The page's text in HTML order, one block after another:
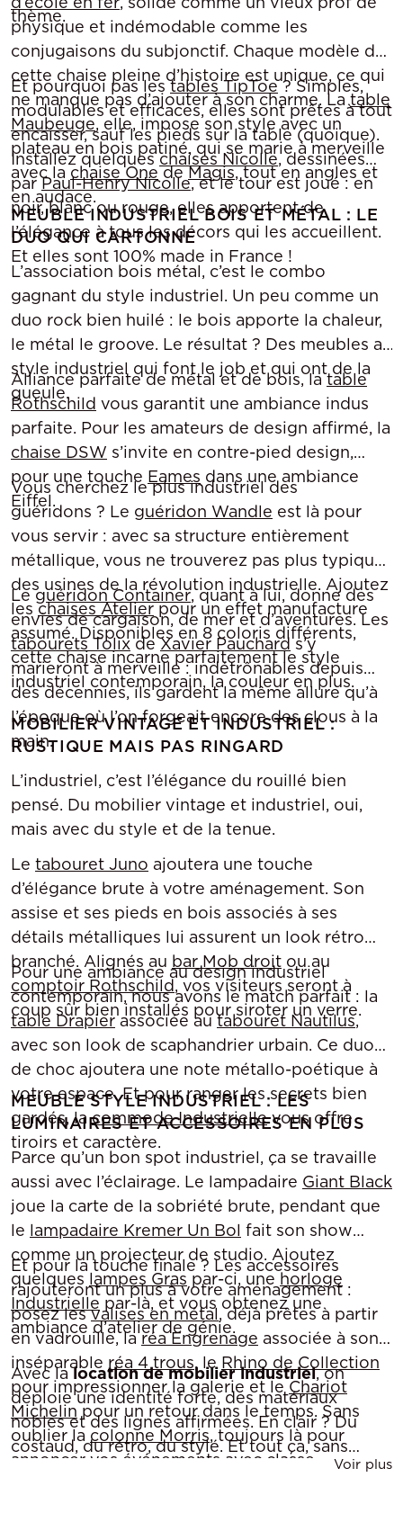
thème.
physique et indémodable comme les
conjugaisons du subjonctif. Chaque modèle de
cette chaise pleine d’histoire est unique, ce qui
ne manque pas d’ajouter à son charme. Latable
Maubeuge, elle, impose son style avec un
plateau en bois patiné, qui se marie à merveille
avec la chaise OnedeMagis, tout en angles et
en audace.
Et pourquoi pas lestables TipToe? Simples,
modulables et efficaces, elles sont prêtes à tout
encaisser, sauf les pieds sur la table (quoique).
Installez quelqueschaises Nicolle, dessinées
parPaul-Henry Nicolle, et le tour est joué : en
noir, blanc ou rouge, elles apportent de
l’élégance à tous les décors qui les accueillent.
Et elles sont 100% made in France !
MEUBLE INDUSTRIEL BOIS ET MÉTAL : LE
DUO QUI CARTONNE
L’association bois métal, c’est le combo
gagnant du style industriel. Un peu comme un
duo rock bien huilé : le bois apporte la chaleur,
le métal le groove. Le résultat ? Des meubles au
style industriel qui font le job et qui ont de la
gueule.
Alliance parfaite de métal et de bois, latable
Rothschild vous garantit une ambiance indus
parfaite. Pour les amateurs de design affirmé, la
chaise DSW s’invite en contre-pied design,
pour une touche Eames dans une ambiance
Eiffel.
Vous cherchez le plus industriel des
guéridons ? Le guéridon Wandle est là pour
vous servir : avec sa structure entièrement
métallique, vous ne trouverez pas plus typique
des usines de la révolution industrielle. Ajoutez
leschaises Atelierpour un effet manufacture
assumé. Disponibles en 8 coloris différents,
cette chaise incarne parfaitement le style
industriel contemporain, la couleur en plus.
Leguéridon Container, quant à lui, donne des
envies de cargaison, de mer et d’aventures. Les
tabourets TolixdeXavier Pauchards’y
marieront à merveille : indétrônables depuis
des décennies, ils gardent la même allure qu’à
l’époque où l’on forgeait encore des clous à la
main.
MOBILIER VINTAGE ET INDUSTRIEL :
RUSTIQUE MAIS PAS RINGARD
L’industriel, c’est l’élégance du rouillé bien
pensé. Du mobilier vintage et industriel, oui,
mais avec du style et de la tenue.
Le tabouret Juno ajoutera une touche
d’élégance brute à votre aménagement. Son
assise et ses pieds en bois associés à ses
détails métalliques lui assurent un look rétro
branché. Alignés au bar Mob droit ou au
comptoir Rothschild, vos visiteurs seront à
coup sûr bien installés pour siroter un verre.
Pour une ambiance au design industriel
contemporain, nous avons le match parfait : la
table Drapierassociée autabouret Nautilus,
avec son look de scaphandrier urbain. Ce duo
de choc ajoutera une note métallo-poétique à
votre espace. Et pour ranger les secrets bien
gardés, lacommode Industriellevous offre
tiroirs et caractère.
MEUBLE STYLE INDUSTRIEL : LES
LUMINAIRES ET ACCESSOIRES EN PLUS
Parce qu’un bon spot industriel, ça se travaille
aussi avec l’éclairage. Le lampadaire Giant Black
joue la carte de la sobriété brute, pendant que
le lampadaire Kremer Un Bol fait son show
comme un projecteur de studio. Ajoutez
quelques lampes Gras par-ci, une horloge
Industrielle par-là, et vous obtenez une
ambiance d’atelier de génie.
Et pour la touche finale ? Les accessoires
rajouteront un plus à votre aménagement :
posez lesvalises en métal, déjà prêtes à partir
en vadrouille, laréa Engrenage associée à son
inséparable réa 4 trous, leRhino de Collection
pour impressionner la galerie et leChariot
Michelin pour un retour dans le temps. Sans
oublier la colonne Morris, toujours là pour
annoncer vos événements avec classe.
Avec lalocation de mobilier industriel, on
déploie une identité forte, des matériaux
nobles et des lignes affirmées. En clair ? Du
costaud, du rétro, du stylé. Et tout ça, sans
Voir plus